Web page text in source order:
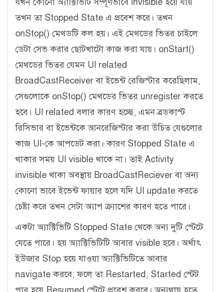
তখন তা Stopped State এ প্রবেশ করে। তখন
onStop() মেথডটি কল হয়। এই মেথডের ভিতর চাইলে
ডেটা সেভ করার ছোটখাটো কাজ করা যায়। onStart()
মেথডের ভিতর যেমন UI related
BroadCastReceiver বা ইভেন্ট রেজিস্টার করেছিলাম,
সেগুলোকে onStop() মেথডের ভিতর unregister করতে
হবে। UI related বলার কারণ হচ্ছে, এমন ব্রডকাস্ট
রিসিভার বা ইভেন্টকে আনরেজিস্টার করা উচিত যেগুলোর
কাজ UI-কে আপডেট করা। কারণ Stopped State এ
থাকার সময় UI visible থাকে না। তাই Activity
invisible থাকা অবস্থায় BroadCastReciever বা অন্য
কোনো ভাবে ইভেন্ট ফায়ার হলে যদি UI update করতে
চেষ্টা করে তখন সেটা অ্যাপ ক্র্যাশের কারণ হতে পারে।
একটা অ্যাক্টিভিটি Stopped State থেকে অন্য দুটি স্টেটে
যেতে পারে। হয় অ্যাক্টিভিটিটি আবার visible হবে। অর্থাৎ
ইউজার Stop হয়ে যাওয়া অ্যাক্টিভিটিতে আবার
navigate করবে; ফলে তা Restarted, Started স্টেট